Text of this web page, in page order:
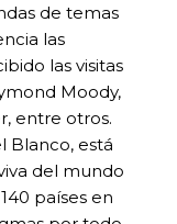
de temas
las
las visitas
Moody,
entre otros.
Blanco, está
del mundo
países en